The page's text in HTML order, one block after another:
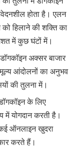
होता है। एलन
हिलाने की शक्ति का
में कुछ घंटों में।
अक्सर बाजार
आंदोलनों का अनुभव
की तुलना में।
डॉगकॉइन के लिए
में योगदान करती है।
ऑनलाइन खुदरा
करते हैं।